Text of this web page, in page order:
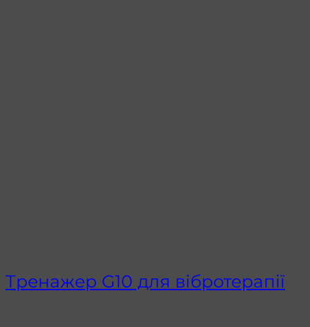
Тренажер G10 для вібротерапії